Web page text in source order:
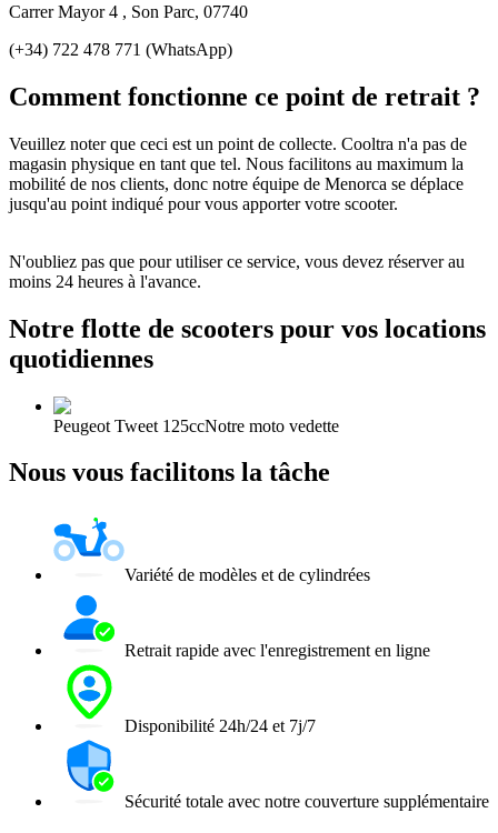
Carrer Mayor 4 , Son Parc, 07740
(+34) 722 478 771 (WhatsApp)
Comment fonctionne ce point de retrait ?
Veuillez noter que ceci est un point de collecte. Cooltra n'a pas de
magasin physique en tant que tel. Nous facilitons au maximum la
mobilité de nos clients, donc notre équipe de Menorca se déplace
jusqu'au point indiqué pour vous apporter votre scooter.
N'oubliez pas que pour utiliser ce service, vous devez réserver au
moins 24 heures à l'avance.
Notre flotte de scooters pour vos locations
quotidiennes
Peugeot Tweet 125ccNotre moto vedette
Nous vous facilitons la tâche
Variété de modèles et de cylindrées
Retrait rapide avec l'enregistrement en ligne
Disponibilité 24h/24 et 7j/7
Sécurité totale avec notre couverture supplémentaire